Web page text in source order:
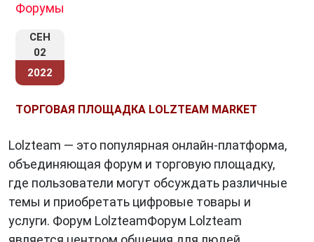
Форумы
СЕН
02
2022
ТОРГОВАЯ ПЛОЩАДКА LOLZTEAM MARKET
Lolzteam — это популярная онлайн-платформа,
объединяющая форум и торговую площадку,
где пользователи могут обсуждать различные
темы и приобретать цифровые товары и
услуги. Форум LolzteamФорум Lolzteam